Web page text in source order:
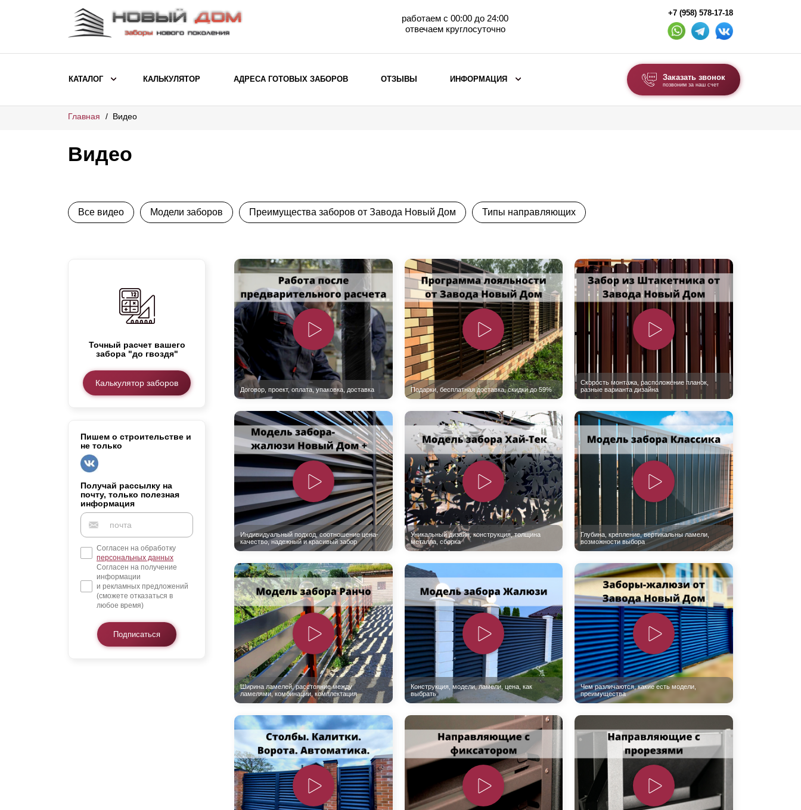
работаем с 00:00 до 24:00
отвечаем круглосуточно
+7 (958) 578-17-18
КАТАЛОГ
ВЫБОР ПО МОДЕЛИ
Заборы Хай-тек
ВЫБОР ПО НАЗНАЧЕНИЮ
Элитные заборы для коттеджей
Заборы и ограждения для школ
Забор на участок 10 соток
Забор жалюзи с кирпичными столбами
Металлические заборы
ВЫБОР ПО ХАРАКТЕРИСТИКАМ
Горизонтальные заборы
Высокие заборы
Красивые, дизайнерские заборы
ВЫБОР ПО СПОСОБУ МОНТАЖА
Заборы под ключ
Готовые заборы
Комплекты заборов-лего "сделай сам"
Быстровозводимые заборы
ВОРОТА И КАЛИТКИ
Ворота складные гармошка
Каркасы ворот
Калитки
Входные группы
Панели для забора
КАЛЬКУЛЯТОР АДРЕСА ГОТОВЫХ ЗАБОРОВ ОТЗЫВЫ ИНФОРМАЦИЯ Заказать звонок
позвоним за наш счет
Главная Видео
Видео
Все видео Модели заборов Преимущества заборов от Завода Новый Дом Типы направляющих
Точный расчет вашего
забора "до гвоздя"
Калькулятор заборов
Пишем о строительстве и
не только
Получай рассылку на
почту, только полезная
информация
Согласен на обработку
персональных данных
Согласен на получение
информации
и рекламных предложений
(сможете отказаться в
любое время)
Подписаться